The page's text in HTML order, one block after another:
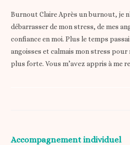
Burnout Claire Après un burnout, je
débarrasser de mon stress, de mes
confiance en moi. Plus le temps
angoisses et calmais mon stress
plus forte. Vous m’avez appris à me
Accompagnement individuel